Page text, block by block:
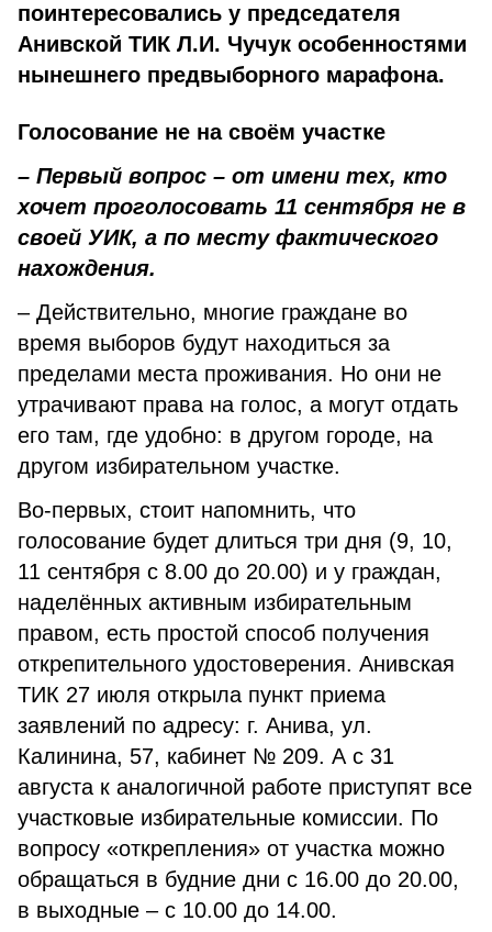
поинтересовались у председателя
Анивской ТИК Л.И. Чучук особенностями
нынешнего предвыборного марафона.
Голосование не на своём участке
– Первый вопрос – от имени тех, кто
хочет проголосовать 11 сентября не в
своей УИК, а по месту фактического
нахождения.
– Действительно, многие граждане во
время выборов будут находиться за
пределами места проживания. Но они не
утрачивают права на голос, а могут отдать
его там, где удобно: в другом городе, на
другом избирательном участке.
Во-первых, стоит напомнить, что
голосование будет длиться три дня (9, 10,
11 сентября с 8.00 до 20.00) и у граждан,
наделённых активным избирательным
правом, есть простой способ получения
открепительного удостоверения. Анивская
ТИК 27 июля открыла пункт приема
заявлений по адресу: г. Анива, ул.
Калинина, 57, кабинет № 209. А с 31
августа к аналогичной работе приступят все
участковые избирательные комиссии. По
вопросу «открепления» от участка можно
обращаться в будние дни с 16.00 до 20.00,
в выходные – с 10.00 до 14.00.